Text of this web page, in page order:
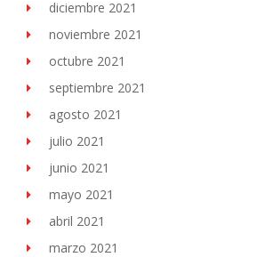
diciembre 2021
noviembre 2021
octubre 2021
septiembre 2021
agosto 2021
julio 2021
junio 2021
mayo 2021
abril 2021
marzo 2021